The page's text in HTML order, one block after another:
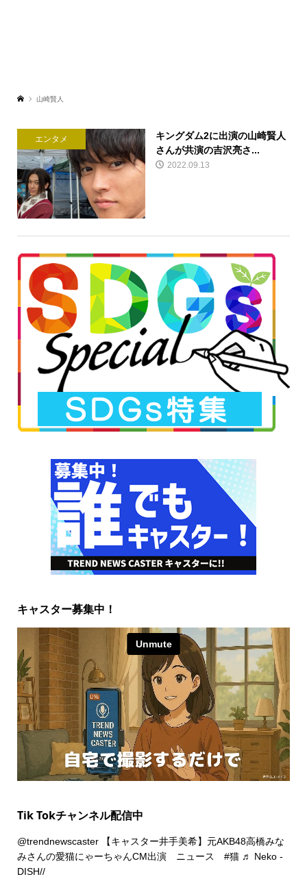
山崎賢人
エンタメ
キングダム2に出演の山崎賢人
さんが共演の吉沢亮さ...
2022.09.13
キャスター募集中！
Tik Tokチャンネル配信中
@trendnewscaster【キャスター井手美希】元AKB48高橋みな
みさんの愛猫にゃーちゃんCM出演 ニュース #猫 ♬ Neko -
DISH//